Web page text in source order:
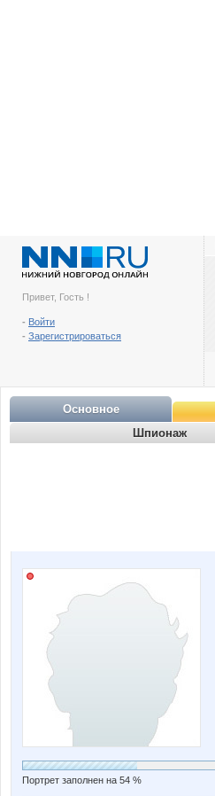
Привет, Гость !
- Войти
- Зарегистрироваться
Основное
Шпионаж
Портрет заполнен на 54 %